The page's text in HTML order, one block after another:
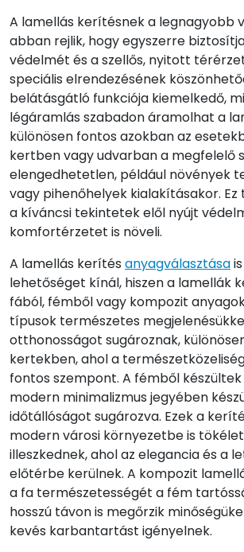
A lamellás kerítésnek a legnagyobb
abban rejlik, hogy egyszerre
védelmét és a szellős, nyitott
speciális elrendezésének
belátásgátló funkciója kiemelkedő,
légáramlás szabadon áramolhat a
különösen fontos azokban az
kertben vagy udvarban a megfelelő
elengedhetetlen, például növények
vagy pihenőhelyek kialakításakor.
a kíváncsi tekintetek elől nyújt
komfortérzetet is növeli.
A lamellás kerítés anyagválasztása
lehetőséget kínál, hiszen a lamellák
fából, fémből vagy kompozit
típusok természetes
otthonosságot sugároznak,
kertekben, ahol a
fontos szempont. A fémből
modern minimalizmus jegyében
időtállóságot sugározva. Ezek a
modern városi környezetbe is
illeszkednek, ahol az elegancia és a
előtérbe kerülnek. A kompozit
a fa természetességét a fém
hosszú távon is megőrzik
kevés karbantartást igényelnek.